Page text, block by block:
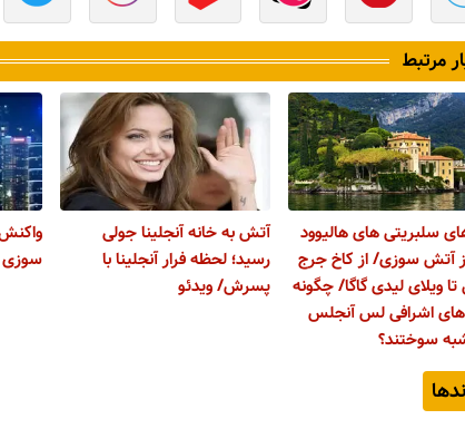
مرتبط
سلبریتی های هالیوود
آتش سوزی/ از کاخ جرج
تا ویلای لیدی گاگا/ چگونه
های اشرافی لس آنجلس
سوختند؟
آتش به خانه آنجلینا جولی
رسید؛ لحظه فرار آنجلینا با
پسرش/ ویدئو